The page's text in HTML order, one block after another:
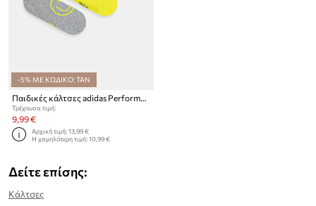
-5% ΜΕ ΚΩΔΙΚΟ: TAN
Τρέχουσα τιμή:
9,99 €
Αρχική τιμή:13,99 €
Η χαμηλότερη τιμή:10,99 €
Δείτε επίσης:
Κάλτσες